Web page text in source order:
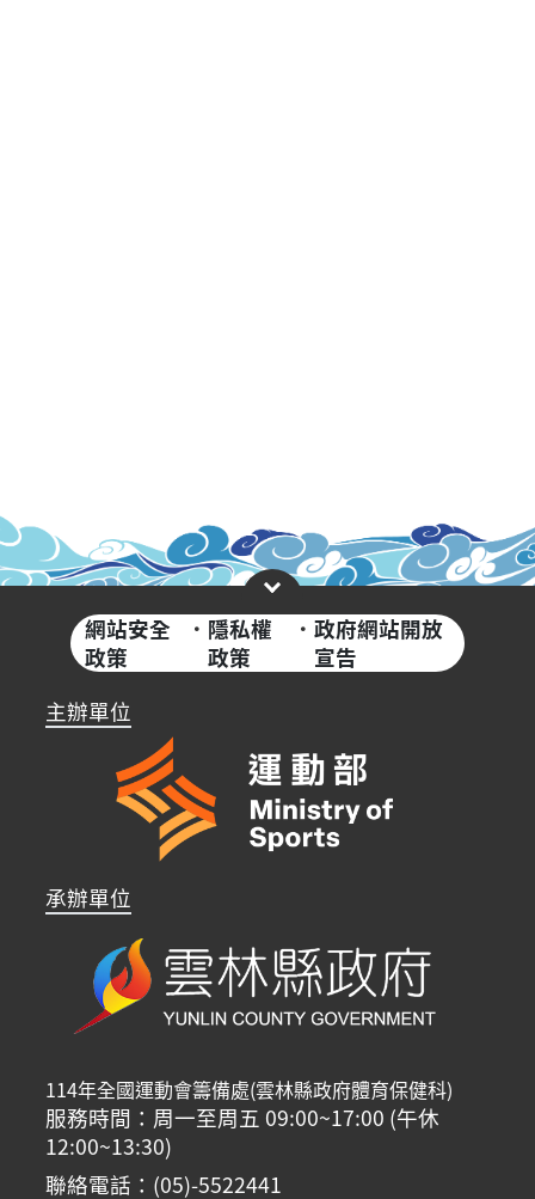
網站安全
政策
· 隱私權
政策
·政府網站開放
宣告
主辦單位
承辦單位
114年全國運動會籌備處(雲林縣政府體育保健科)
服務時間：周一至周五 09:00~17:00 (午休
12:00~13:30)
聯絡電話：(05)-5522441